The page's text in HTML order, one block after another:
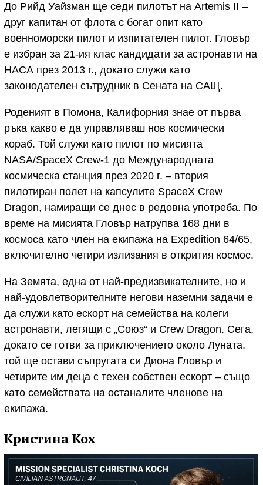
До Рийд Уайзман ще седи пилотът на Artemis II –
друг капитан от флота с богат опит като
военноморски пилот и изпитателен пилот. Гловър
е избран за 21-ия клас кандидати за астронавти на
НАСА през 2013 г., докато служи като
законодателен сътрудник в Сената на САЩ.
Роденият в Помона, Калифорния знае от първа
ръка какво е да управляваш нов космически
кораб. Той служи като пилот по мисията
NASA/SpaceX Crew-1 до Международната
космическа станция през 2020 г. – втория
пилотиран полет на капсулите SpaceX Crew
Dragon, намиращи се днес в редовна употреба. По
време на мисията Гловър натрупва 168 дни в
космоса като член на екипажа на Expedition 64/65,
включително четири излизания в открития космос.
На Земята, една от най-предизвикателните, но и
най-удовлетворителните негови наземни задачи е
да служи като ескорт на семейства на колеги
астронавти, летящи с „Союз“ и Crew Dragon. Сега,
докато се готви за приключението около Луната,
той ще остави съпругата си Диона Гловър и
четирите им деца с техен собствен ескорт – също
като семействата на останалите членове на
екипажа.
Кристина Кох